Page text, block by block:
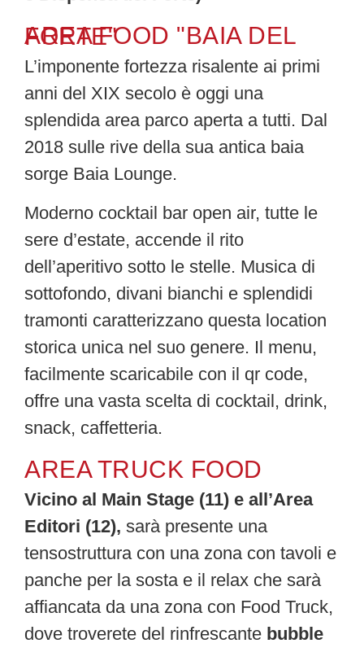
AREA FOOD "BAIA DEL FORTE"
L’imponente fortezza risalente ai primi
anni del XIX secolo è oggi una
splendida area parco aperta a tutti. Dal
2018 sulle rive della sua antica baia
sorge Baia Lounge.
Moderno cocktail bar open air, tutte le
sere d’estate, accende il rito
dell’aperitivo sotto le stelle. Musica di
sottofondo, divani bianchi e splendidi
tramonti caratterizzano questa location
storica unica nel suo genere. Il menu,
facilmente scaricabile con il qr code,
offre una vasta scelta di cocktail, drink,
snack, caffetteria.
AREA TRUCK FOOD
Vicino al Main Stage (11) e all’Area
Editori (12), sarà presente una
tensostruttura con una zona con tavoli e
panche per la sosta e il relax che sarà
affiancata da una zona con Food Truck,
dove troverete del rinfrescante bubble